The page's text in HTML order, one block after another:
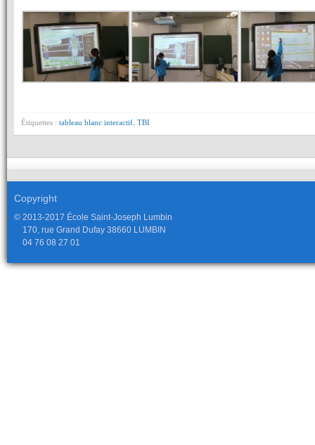
Étiquettes : tableau blanc interactif TBI
Copyright
© 2013-2017 École Saint-Joseph Lumbin
170, rue Grand Dufay 38660 LUMBIN
04 76 08 27 01